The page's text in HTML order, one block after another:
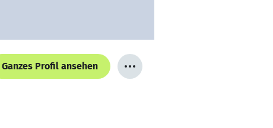
Ganzes Profil ansehen